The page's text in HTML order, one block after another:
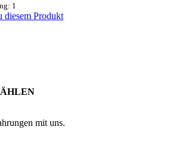
1
diesem Produkt
mit uns.